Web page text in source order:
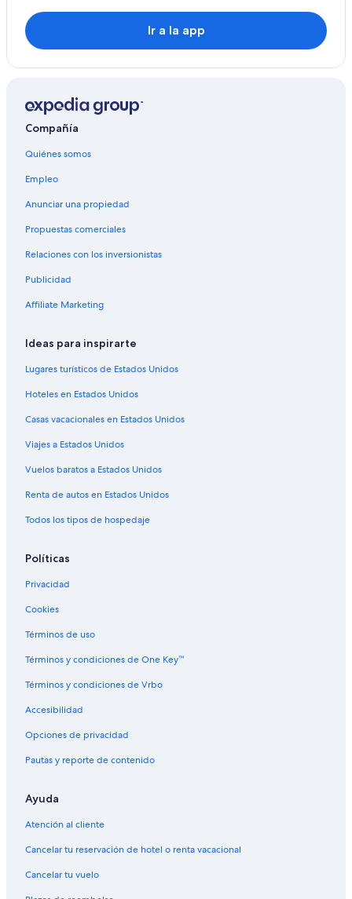
Hoteles con alberca en Colón
Hoteles con sauna en Colón
Hoteles 3 estrellas en Colonia Hocker
Hoteles en Colonia Hocker
Hoteles cerca de Molino Forclaz
Cabañas en Liebig
Hoteles en Liebig
Hoteles en Caseros
Ir a la app
Compañía
Quiénes somos
Empleo
Anunciar una propiedad
Propuestas comerciales
Relaciones con los inversionistas
Publicidad
Affiliate Marketing
Ideas para inspirarte
Lugares turísticos de Estados Unidos
Hoteles en Estados Unidos
Casas vacacionales en Estados Unidos
Viajes a Estados Unidos
Vuelos baratos a Estados Unidos
Renta de autos en Estados Unidos
Todos los tipos de hospedaje
Políticas
Privacidad
Cookies
Términos de uso
Términos y condiciones de One Key™
Términos y condiciones de Vrbo
Accesibilidad
Opciones de privacidad
Pautas y reporte de contenido
Ayuda
Atención al cliente
Cancelar tu reservación de hotel o renta vacacional
Cancelar tu vuelo